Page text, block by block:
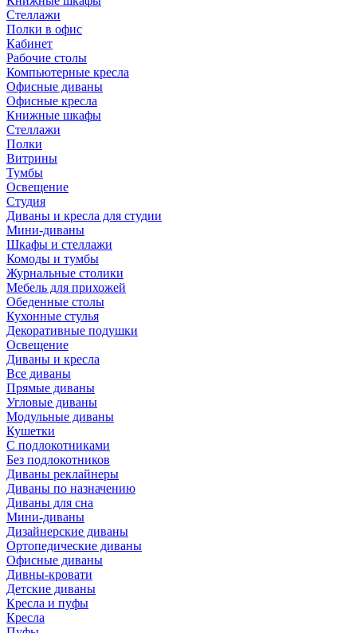
Стеллажи
Полки в офис
Кабинет
Рабочие столы
Компьютерные кресла
Офисные диваны
Офисные кресла
Книжные шкафы
Стеллажи
Полки
Витрины
Тумбы
Освещение
Студия
Диваны и кресла для студии
Мини-диваны
Шкафы и стеллажи
Комоды и тумбы
Журнальные столики
Мебель для прихожей
Обеденные столы
Кухонные стулья
Декоративные подушки
Освещение
Диваны и кресла
Все диваны
Прямые диваны
Угловые диваны
Модульные диваны
Кушетки
С подлокотниками
Без подлокотников
Диваны реклайнеры
Диваны по назначению
Диваны для сна
Мини-диваны
Дизайнерские диваны
Ортопедические диваны
Офисные диваны
Дивны-кровати
Детские диваны
Кресла и пуфы
Кресла